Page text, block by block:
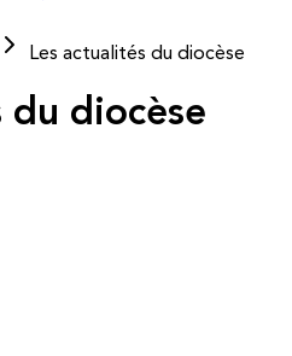
Les actualités du diocèse
du diocèse